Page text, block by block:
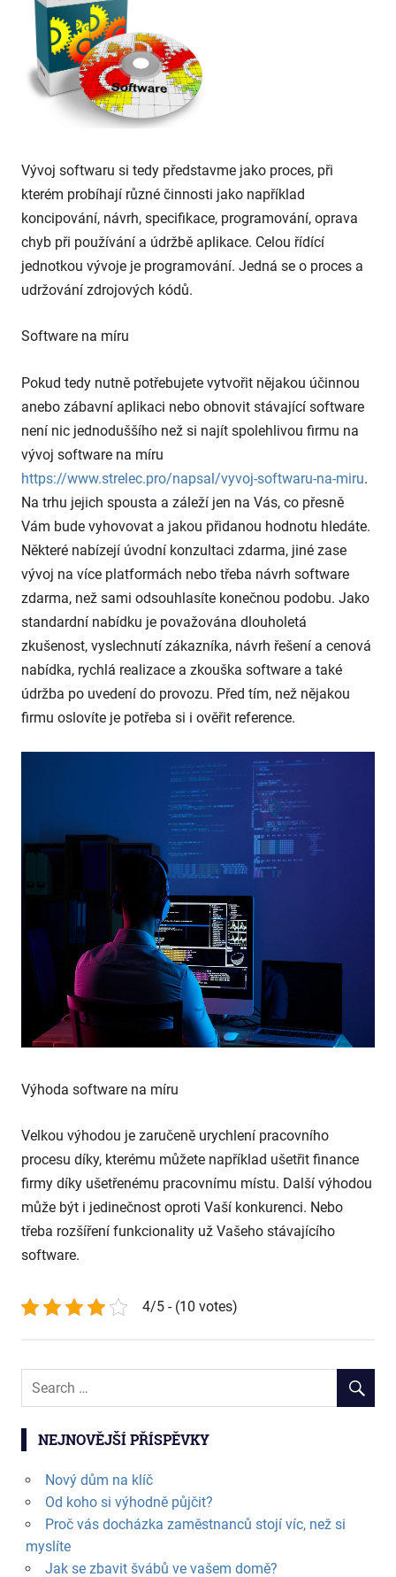
Vývoj softwaru si tedy představme jako proces, při
kterém probíhají různé činnosti jako například
koncipování, návrh, specifikace, programování, oprava
chyb při používání a údržbě aplikace. Celou řídící
jednotkou vývoje je programování. Jedná se o proces a
udržování zdrojových kódů.
Software na míru
Pokud tedy nutně potřebujete vytvořit nějakou účinnou
anebo zábavní aplikaci nebo obnovit stávající software
není nic jednoduššího než si najít spolehlivou firmu na
vývoj software na míru
https://www.strelec.pro/napsal/vyvoj-softwaru-na-miru.
Na trhu jejich spousta a záleží jen na Vás, co přesně
Vám bude vyhovovat a jakou přidanou hodnotu hledáte.
Některé nabízejí úvodní konzultaci zdarma, jiné zase
vývoj na více platformách nebo třeba návrh software
zdarma, než sami odsouhlasíte konečnou podobu. Jako
standardní nabídku je považována dlouholetá
zkušenost, vyslechnutí zákazníka, návrh řešení a cenová
nabídka, rychlá realizace a zkouška software a také
údržba po uvedení do provozu. Před tím, než nějakou
firmu oslovíte je potřeba si i ověřit reference.
Výhoda software na míru
Velkou výhodou je zaručeně urychlení pracovního
procesu díky, kterému můžete například ušetřit finance
firmy díky ušetřenému pracovnímu místu. Další výhodou
může být i jedinečnost oproti Vaší konkurenci. Nebo
třeba rozšíření funkcionality už Vašeho stávajícího
software.
4/5 - (10 votes)
NEJNOVĚJŠÍ PŘÍSPĚVKY
Nový dům na klíč
Od koho si výhodně půjčit?
Proč vás docházka zaměstnanců stojí víc, než si
myslíte
Jak se zbavit švábů ve vašem domě?